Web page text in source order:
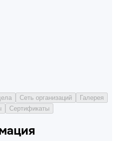
Сеть организаций
Галерея
Сертификаты